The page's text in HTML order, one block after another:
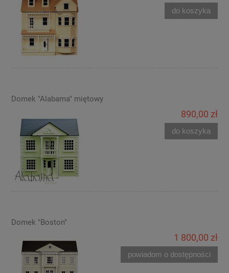
do koszyka
Domek "Alabama" miętowy
890,00 zł
do koszyka
Domek "Boston"
1 800,00 zł
powiadom o dostępności